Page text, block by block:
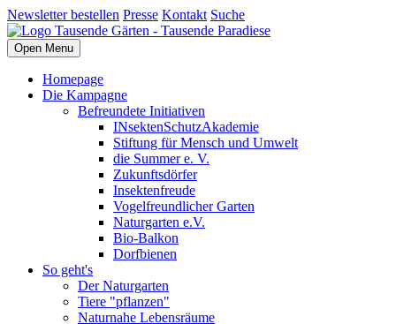
Newsletter bestellen Presse Kontakt Suche
Open Menu
Homepage
Die Kampagne
Befreundete Initiativen
INsektenSchutzAkademie
Stiftung für Mensch und Umwelt
die Summer e. V.
Zukunftsdörfer
Insektenfreude
Vogelfreundlicher Garten
Naturgarten e.V.
Bio-Balkon
Dorfbienen
So geht's
Der Naturgarten
Tiere "pflanzen"
Naturnahe Lebensräume